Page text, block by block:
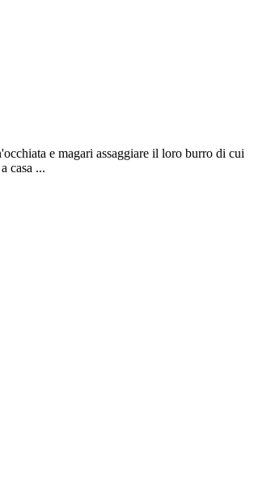
e magari assaggiare il loro burro di cui
casa ...